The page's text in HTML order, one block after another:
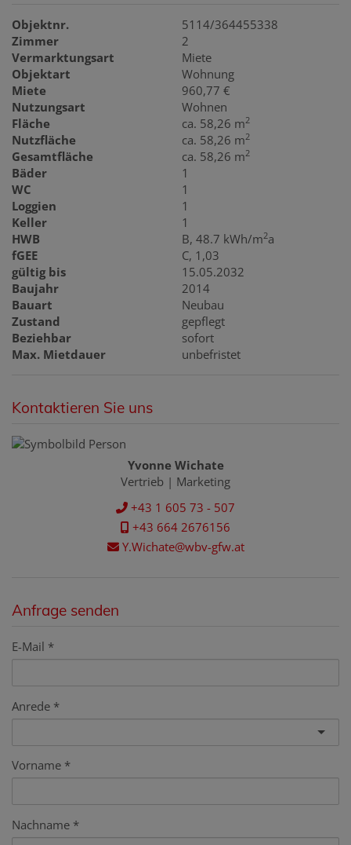
Objektnr.
5114/364455338
Zimmer
2
Vermarktungsart
Miete
Objektart
Wohnung
Miete
960,77 €
Nutzungsart
Wohnen
Fläche
ca. 58,26 m2
Nutzfläche ca. 58,26 m2
Gesamtfläche ca. 58,26 m2
Bäder
1
WC
1
Loggien
1
Keller
1
HWB
B, 48.7 kWh/m2a
fGEE
C, 1,03
gültig bis
15.05.2032
Baujahr
2014
Bauart
Neubau
Zustand
gepflegt
Beziehbar
sofort
Max. Mietdauer
unbefristet
Kontaktieren Sie uns
Yvonne Wichate
Vertrieb | Marketing
+43 1 605 73 - 507
+43 664 2676156
Y.Wichate@wbv-gfw.at
Anfrage senden
E-Mail
Anrede
Vorname
Nachname